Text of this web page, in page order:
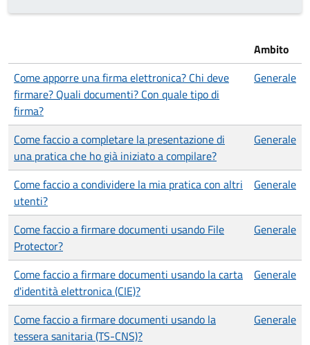
Ambito
Come apporre una firma elettronica? Chi deve
firmare? Quali documenti? Con quale tipo di
firma?
Generale
Come faccio a completare la presentazione di
una pratica che ho già iniziato a compilare?
Generale
Come faccio a condividere la mia pratica con altri
utenti?
Generale
Come faccio a firmare documenti usando File
Protector?
Generale
Come faccio a firmare documenti usando la carta
d'identità elettronica (CIE)?
Generale
Come faccio a firmare documenti usando la
tessera sanitaria (TS-CNS)?
Generale